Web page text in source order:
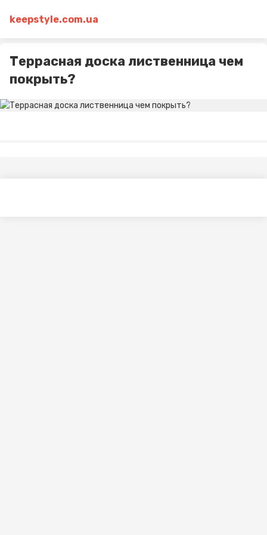
keepstyle.com.ua
Террасная доска лиственница чем
покрыть?